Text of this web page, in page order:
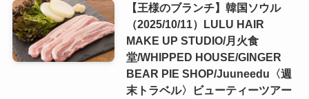
【王様のブランチ】韓国ソウル
（2025/10/11）LULU HAIR
MAKE UP STUDIO/月火食
堂/WHIPPED HOUSE/GINGER
BEAR PIE SHOP/Juuneedu〈週
末トラベル〉ビューティーツアー